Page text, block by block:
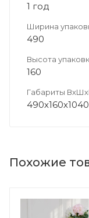
1 год
Ширина
490
Высота
160
Габариты
490х160х1040
Похожие